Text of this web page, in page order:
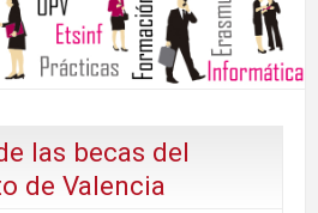
las becas del
de Valencia